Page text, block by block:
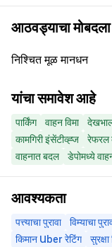
आठवड्याचा मोबदला
निश्चित मूळ मानधन
यांचा समावेश आहे
पार्किंग वाहन विमा
कामगिरी इंसेंटीव्ह्ज
रेफरल
वाहनात बदल
डेपोमध्ये
आवश्यकता
पत्त्याचा पुरावा विम्याचा
किमान Uber रेटिंग